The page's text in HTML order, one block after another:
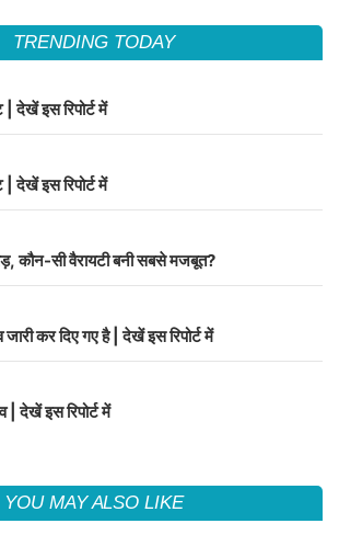
TRENDING TODAY
| देखें इस रिपोर्ट में
| देखें इस रिपोर्ट में
कौन-सी वैरायटी बनी सबसे मजबूत?
कर दिए गए है | देखें इस रिपोर्ट में
| देखें इस रिपोर्ट में
YOU MAY ALSO LIKE